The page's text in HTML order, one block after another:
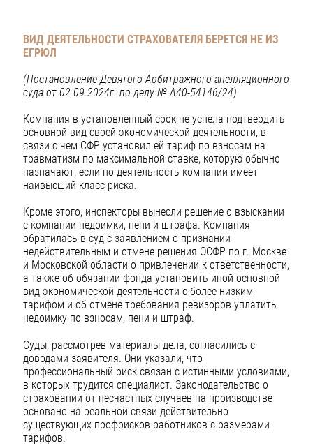
ВИД ДЕЯТЕЛЬНОСТИ СТРАХОВАТЕЛЯ БЕРЕТСЯ НЕ ИЗ
ЕГРЮЛ
(Постановление Девятого Арбитражного апелляционного
суда от 02.09.2024г. по делу № А40-54146/24)
Компания в установленный срок не успела подтвердить
основной вид своей экономической деятельности, в
связи с чем СФР установил ей тариф по взносам на
травматизм по максимальной ставке, которую обычно
назначают, если по деятельность компании имеет
наивысший класс риска.
Кроме этого, инспекторы вынесли решение о взыскании
с компании недоимки, пени и штрафа. Компания
обратилась в суд с заявлением о признании
недействительным и отмене решения ОСФР по г. Москве
и Московской области о привлечении к ответственности,
а также об обязании фонда установить иной основной
вид экономической деятельности с более низким
тарифом и об отмене требования ревизоров уплатить
недоимку по взносам, пени и штраф.
Суды, рассмотрев материалы дела, согласились с
доводами заявителя. Они указали, что
профессиональный риск связан с истинными условиями,
в которых трудится специалист. Законодательство о
страховании от несчастных случаев на производстве
основано на реальной связи действительно
существующих профрисков работников с размерами
тарифов.